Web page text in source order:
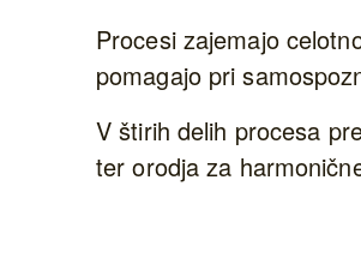
Procesi zajemajo
pomagajo pri
V štirih delih procesa
ter orodja za